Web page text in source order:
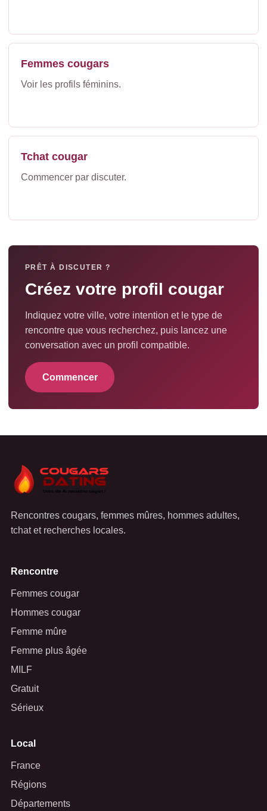
Femmes cougars
Voir les profils féminins.
Tchat cougar
Commencer par discuter.
PRÊT À DISCUTER ?
Créez votre profil cougar
Indiquez votre ville, votre intention et le type de
rencontre que vous recherchez, puis lancez une
conversation avec un profil compatible.
Commencer
Rencontres cougars, femmes mûres, hommes adultes,
tchat et recherches locales.
Rencontre
Femmes cougar
Hommes cougar
Femme mûre
Femme plus âgée
MILF
Gratuit
Sérieux
Local
France
Régions
Départements